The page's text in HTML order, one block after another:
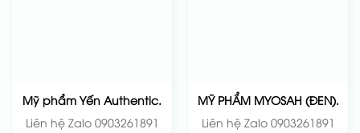
Mỹ phẩm Yến Authentic.
Liên hệ Zalo 0903261891
MỸ PHẨM MYOSAH (ĐEN).
Liên hệ Zalo 0903261891